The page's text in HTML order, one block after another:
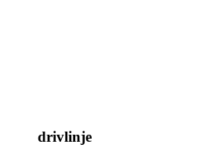
drivlinje